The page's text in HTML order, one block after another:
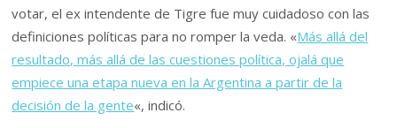
votar, el ex intendente de Tigre fue muy cuidadoso con las
definiciones políticas para no romper la veda. «Más allá del
resultado, más allá de las cuestiones política, ojalá que
empiece una etapa nueva en la Argentina a partir de la
decisión de la gente«, indicó.